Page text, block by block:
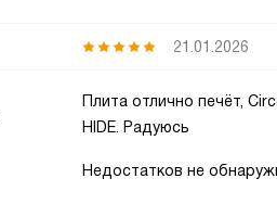
21.01.2026
Плита отлично печёт,
HIDE. Радуюсь
Недостатков не